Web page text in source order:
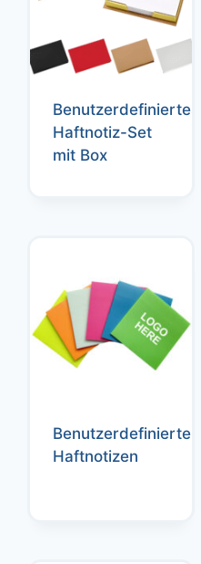
Benutzerdefiniertes
Haftnotiz-Set
mit Box
Benutzerdefinierte
Haftnotizen